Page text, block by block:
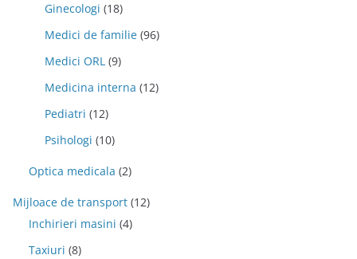
Ginecologi (18)
Medici de familie (96)
Medici ORL (9)
Medicina interna (12)
Pediatri (12)
Psihologi (10)
Optica medicala (2)
Mijloace de transport (12)
Inchirieri masini (4)
Taxiuri (8)